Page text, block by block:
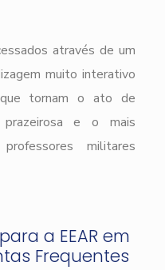
através de um
muito interativo
tornam o ato de
prazeirosa e o mais
militares
a EEAR em
Frequentes